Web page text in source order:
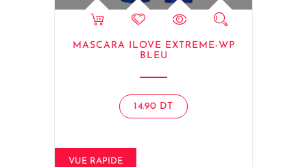
MASCARA ILOVE EXTREME-WP
BLEU
14.90 DT
VUE RAPIDE